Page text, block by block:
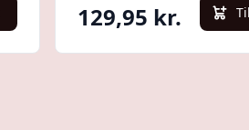
129,95 kr.